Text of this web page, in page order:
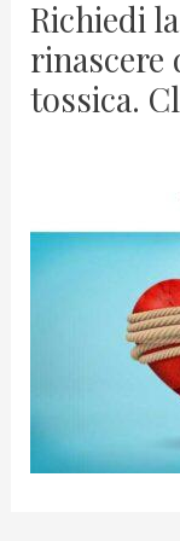
Richiedi
rinascere
tossica.